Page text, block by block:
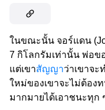
ในขณะนั้น จอร์แดน
7 กิโลกรัมเท่านั้น พ่อข
แต่เขาสัญญาว่าเขาจ
ใหม่ของเขาจะไม่ต้อง
มากมายได้เอาชนะทุก